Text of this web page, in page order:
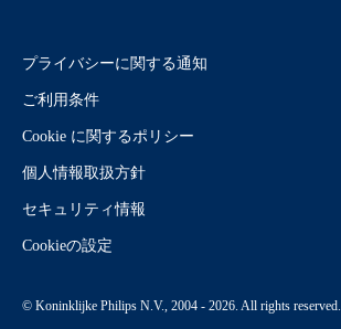
プライバシーに関する通知
ご利用条件
Cookie に関するポリシー
個人情報取扱方針
セキュリティ情報
Cookieの設定
© Koninklijke Philips N.V., 2004 - 2026. All rights reserved.